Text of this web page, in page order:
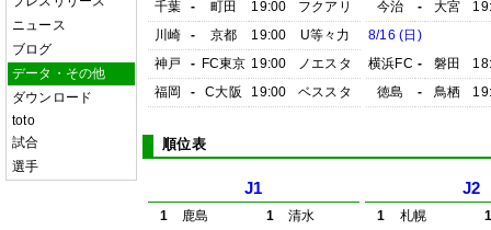
ニュース
ブログ
データ・その他
ダウンロード
toto
試合
選手
千葉
- 町田 19:00
フクアリ
川崎
- 京都 19:00
U等々力
神戸
- FC東京 19:00
ノエスタ
福岡
- C大阪 19:00 ベススタ
今治
- 大宮
8/16 (日)
横浜FC - 磐田
徳島
- 鳥栖
順位表
J1
1 鹿島 1
清水
J2
1 札幌